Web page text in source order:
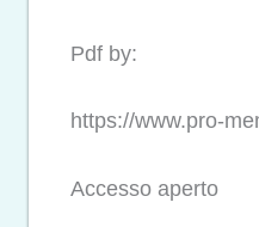
Pdf by:
https://www.pro-
Accesso aperto